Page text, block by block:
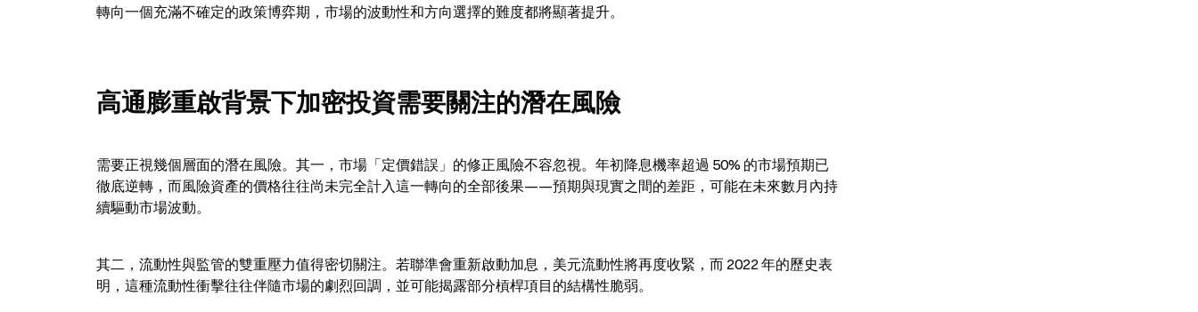
轉向一個充滿不確定的政策博弈期，市場的波動性和方向選擇的難度都將顯著提升。
高通膨重啟背景下加密投資需要關注的潛在風險
需要正視幾個層面的潛在風險。其一，市場「定價錯誤」的修正風險不容忽視。年初降息機率超過 50% 的市場預期已
徹底逆轉，而風險資產的價格往往尚未完全計入這一轉向的全部後果——預期與現實之間的差距，可能在未來數月內持
續驅動市場波動。
其二，流動性與監管的雙重壓力值得密切關注。若聯準會重新啟動加息，美元流動性將再度收緊，而 2022 年的歷史表
明，這種流動性衝擊往往伴隨市場的劇烈回調，並可能揭露部分槓桿項目的結構性脆弱。